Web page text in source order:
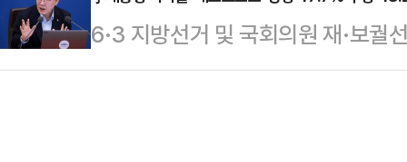
"모병제를 하게 되면 당연히 전문
우 사회에 …
보완하겠다고 밝혔다. 김용범 실장
관훈클럽 초청 토론회에서 이 대통
6·3 지방선거 및 국회의원 재·보궐
율 하락세가 계속되는 모습이다.